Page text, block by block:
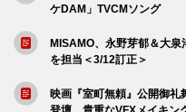
ケDAM」TVCMソング
MISAMO、永野芽郁＆大
を担当＜3/12訂正＞
映画『室町無頼』公開御